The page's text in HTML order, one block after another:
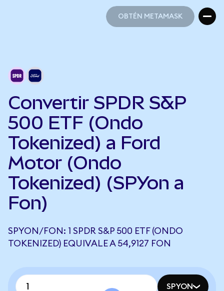
OBTÉN METAMASK
Convertir SPDR S&P
500 ETF (Ondo
Tokenized) a Ford
Motor (Ondo
Tokenized) (SPYon a
Fon)
SPYON/FON: 1 SPDR S&P 500 ETF (ONDO
TOKENIZED) EQUIVALE A 54,9127 FON
SPYON